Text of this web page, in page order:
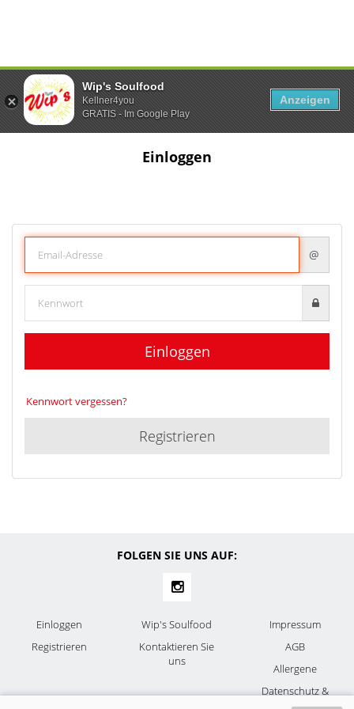
Einloggen
@
Einloggen
Kennwort vergessen?
Registrieren
FOLGEN SIE UNS AUF:
Einloggen
Registrieren
Wip's Soulfood
Kontaktieren Sie
uns
Impressum
AGB
Allergene
Datenschutz &
Cookies
Wip's Soulfood
Kellner4you
GRATIS - Im Google Play
Anzeigen